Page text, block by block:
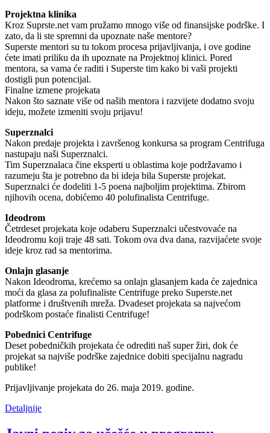
Projektna klinika
Kroz Suprste.net vam pružamo mnogo više od finansijske podrške. I
zato, da li ste spremni da upoznate naše mentore?
Superste mentori su tu tokom procesa prijavljivanja, i ove godine
ćete imati priliku da ih upoznate na Projektnoj klinici. Pored
mentora, sa vama će raditi i Superste tim kako bi vaši projekti
dostigli pun potencijal.
Finalne izmene projekata
Nakon što saznate više od naših mentora i razvijete dodatno svoju
ideju, možete izmeniti svoju prijavu!
Superznalci
Nakon predaje projekta i završenog konkursa sa program Centrifuga
nastupaju naši Superznalci.
Tim Superznalaca čine eksperti u oblastima koje podržavamo i
razumeju šta je potrebno da bi ideja bila Superste projekat.
Superznalci će dodeliti 1-5 poena najboljim projektima. Zbirom
njihovih ocena, dobićemo 40 polufinalista Centrifuge.
Ideodrom
Četrdeset projekata koje odaberu Superznalci učestvovaće na
Ideodromu koji traje 48 sati. Tokom ova dva dana, razvijaćete svoje
ideje kroz rad sa mentorima.
Onlajn glasanje
Nakon Ideodroma, krećemo sa onlajn glasanjem kada će zajednica
moći da glasa za polufinaliste Centrifuge preko Superste.net
platforme i društvenih mreža. Dvadeset projekata sa najvećom
podrškom postaće finalisti Centrifuge!
Pobednici Centrifuge
Deset pobedničkih projekata će odrediti naš super žiri, dok će
projekat sa najviše podrške zajednice dobiti specijalnu nagradu
publike!
Prijavljivanje projekata do 26. maja 2019. godine.
Detaljnije